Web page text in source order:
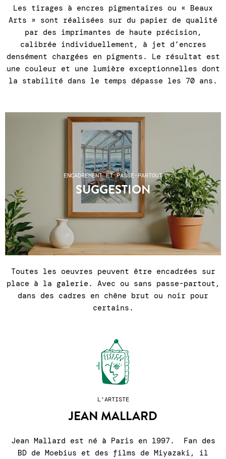
Les tirages à encres pigmentaires ou « Beaux
Arts » sont réalisées sur du papier de qualité
par des imprimantes de haute précision,
calibrée individuellement, à jet d’encres
densément chargées en pigments. Le résultat est
une couleur et une lumière exceptionnelles dont
la stabilité dans le temps dépasse les 70 ans.
ENCADREMENT ET PASSE-PARTOUT
SUGGESTION
Toutes les oeuvres peuvent être encadrées sur
place à la galerie. Avec ou sans passe-partout,
dans des cadres en chêne brut ou noir pour
certains.
L'ARTISTE
JEAN MALLARD
Jean Mallard est né à Paris en 1997. Fan des
BD de Moebius et des films de Miyazaki, il